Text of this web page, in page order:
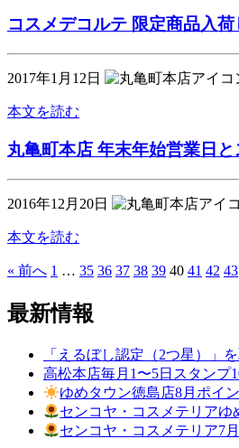
コスメデコルテ 限定商品入荷
2017年1月12日
本文を読む
丸亀町本店 年末年始営業日
2016年12月20日
本文を読む
« 前へ 1 … 35 36 37 38 39 40 41 42 43
最新情報
「えるぼし認定（2つ星）」
高松本店毎月1〜5日スタンプ
ゆめタウン徳島店8月ポイ
センコヤ・コスメテリア
センコヤ・コスメテリア7